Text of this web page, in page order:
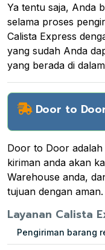
Ya tentu saja, Anda
selama proses
Calista Express
yang sudah Anda
yang berada di
Door to
Door to Door
kiriman anda akan
Warehouse anda,
tujuan dengan aman.
Layanan Calista
Pengiriman barang